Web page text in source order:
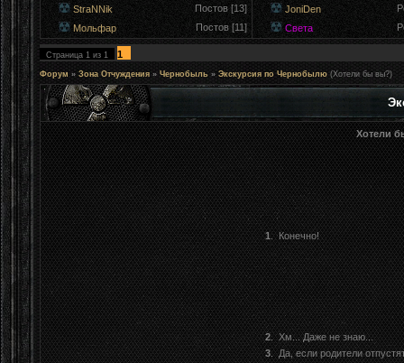
StraNNik
Постов [13]
Мольфар
Постов [11]
JoniDen
Света
Страница 1 из 1 1
Форум » Зона Отчуждения » Чернобыль » Экскурсия по Чернобылю (Хотели бы вы?)
Хотели
1. Конечно!
2. Хм... Даже не знаю...
3. Да, если родители